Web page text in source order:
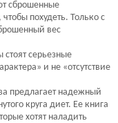
сброшенные
похудеть. Только с
вес
серьезные
и не «отсутствие
предлагает надежный
круга диет. Ее книга
хотят наладить